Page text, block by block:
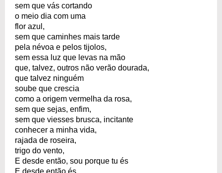
sem que vás cortando
o meio dia com uma
flor azul,
sem que caminhes mais tarde
pela névoa e pelos tijolos,
sem essa luz que levas na mão
que, talvez, outros não verão dourada,
que talvez ninguém
soube que crescia
como a origem vermelha da rosa,
sem que sejas, enfim,
sem que viesses brusca, incitante
conhecer a minha vida,
rajada de roseira,
trigo do vento,
E desde então, sou porque tu és
E desde então és